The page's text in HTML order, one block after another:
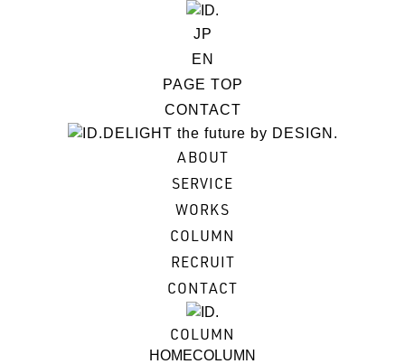
JP
EN
PAGE TOP
CONTACT
DELIGHT the future by DESIGN.
ABOUT
SERVICE
WORKS
COLUMN
RECRUIT
CONTACT
COLUMN
HOMECOLUMN